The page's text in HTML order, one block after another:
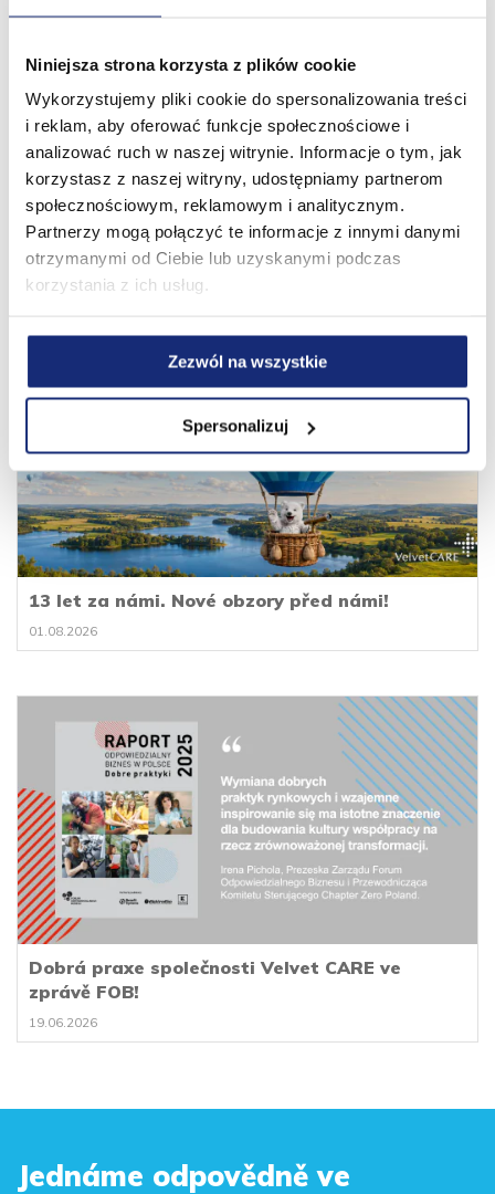
Niniejsza strona korzysta z plików cookie
Wykorzystujemy pliki cookie do spersonalizowania treści
i reklam, aby oferować funkcje społecznościowe i
analizować ruch w naszej witrynie. Informacje o tym, jak
korzystasz z naszej witryny, udostępniamy partnerom
społecznościowym, reklamowym i analitycznym.
Partnerzy mogą połączyć te informacje z innymi danymi
otrzymanymi od Ciebie lub uzyskanymi podczas
korzystania z ich usług.
Zezwól na wszystkie
Spersonalizuj
Podívejte se také na
13 let za námi. Nové obzory před námi!
01.08.2026
Dobrá praxe společnosti Velvet CARE ve
zprávě FOB!
19.06.2026
Jednáme odpovědně ve